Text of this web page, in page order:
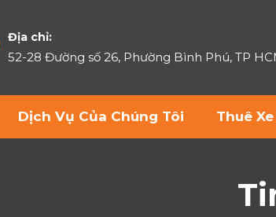
Địa chỉ:
52-28 Đường số 26, Phường Bình Phú, TP
Dịch Vụ Của Chúng Tôi Thuê